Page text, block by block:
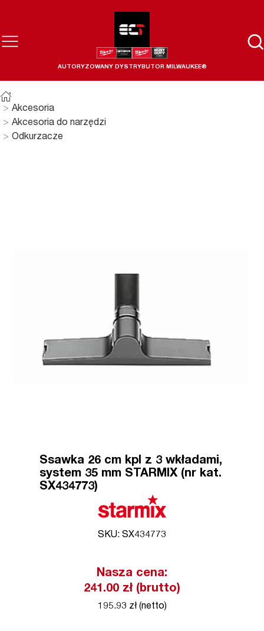
AUTORYZOWANY DYSTRYBUTOR MILWAUKEE®
Akcesoria
Akcesoria do narzędzi
Odkurzacze
Ssawka 26 cm kpl z 3 wkładami,
system 35 mm STARMIX (nr kat.
SX434773)
SKU: SX434773
Nasza cena:
241.00 zł (brutto)
195.93 zł (netto)